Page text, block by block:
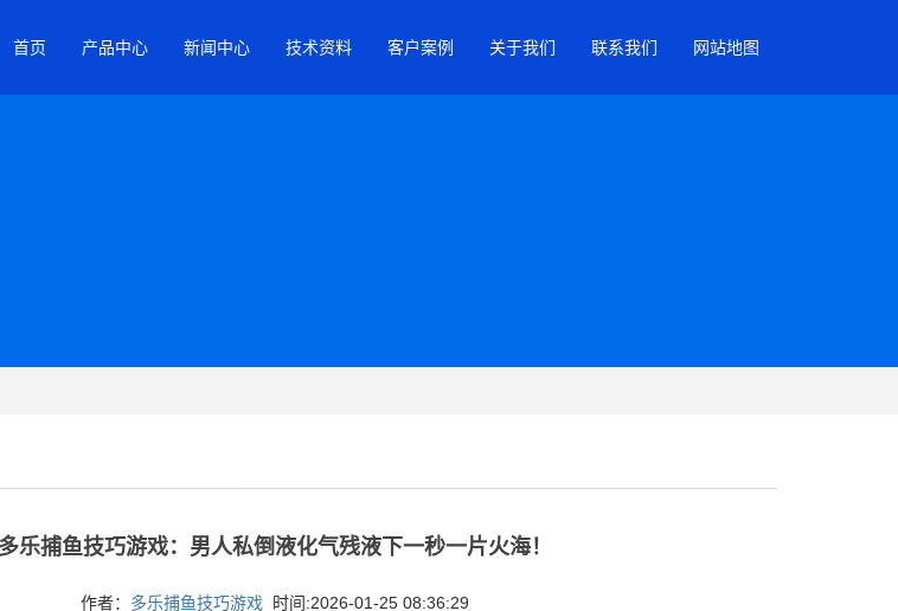
首页 产品中心 新闻中心 技术资料 客户案例 关于我们 联系我们 网站地图
多乐捕鱼技巧游戏：男人私倒液化气残液下一秒一片火海！
作者： 多乐捕鱼技巧游戏 时间:2026-01-25 08:36:29